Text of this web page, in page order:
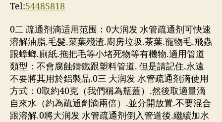
Tel:54485818
0二 疏通剂滴适用范围：0大润发 水管疏通剂可快速
溶解油脂.毛髮.菜葉殘渣.廚房垃圾.茶葉.寵物毛.飛蟲
跟蟑螂.廁紙.拖把毛等小堵死物等有機物.適用管道
類型：不會腐蝕鑄鐵跟塑料管道. 但是請記住.永遠
不要將其用於鋁製品.0三 大润发 水管疏通剂滴使用
方式：0取約40克（我們稱為瓶蓋）.然後取適量滴
自來水（約為疏通劑滴兩倍）.並分開放置.不要混合
跟溶解.0將大润发 水管疏通剂倒入管道後.繼續加水